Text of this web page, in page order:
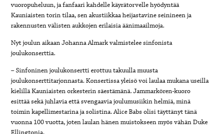
vuoropuheluun, ja fanfaari kahdelle käyrätorvelle hyödyntää
Kauniaisten torin tilaa, sen akustiikkaa heijastavine seinineen ja
rakennusten välisten aukkojen erilaisia äänimaailmoja.
Nyt joulun aikaan Johanna Almark valmistelee sinfonista
joulukonserttia.
– Sinfoninen joulukonsertti erottuu takuulla muusta
joulukonserttitarjonnasta. Konsertissa yleisö voi laulaa mukana useilla
kielillä Kauniaisten orkesterin säestämänä. Jammarkören-kuoro
esittää sekä juhlavia että svengaavia joulumusiikin helmiä, minä
toimin kapellimestarina ja solistina. Alice Babs olisi täyttänyt tänä
vuonna 100 vuotta, joten laulan hänen muistokseen myös vähän Duke